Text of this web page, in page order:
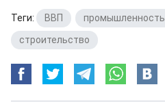
Теги: ВВП промышленность
строительство